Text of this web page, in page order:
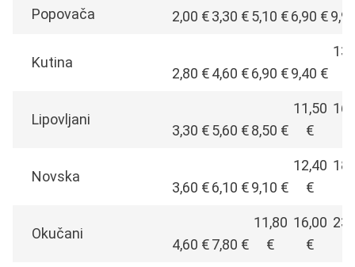
Popovača 2,00 €3,30 €5,10 €6,90 €
Kutina
2,80 €4,60 €6,90 €9,40 €
Lipovljani
3,30 €5,60 €8,50 €
11,50
€
Novska
3,60 €6,10 €9,10 €
12,40
€
Okučani
4,60 €7,80 €
11,80
€
16,00
€